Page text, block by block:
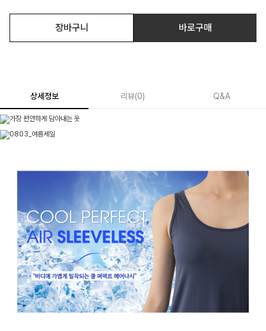
장바구니 바로구매
상세정보 리뷰(0) Q&A